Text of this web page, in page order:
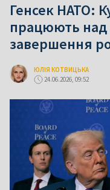
Генсек НАТО:
працюють
завершення
ЮЛІЯ КОТВИЦЬКА
24.06.2026, 09:52